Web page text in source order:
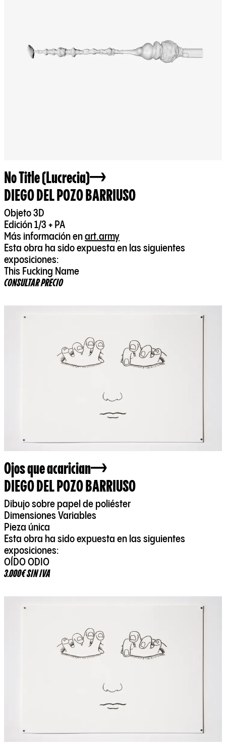
No Title (Lucrecia)
DIEGO DEL POZO BARRIUSO
Objeto 3D
Edición 1/3 + PA
Más información enart.army
Esta obra ha sido expuesta en las siguientes
exposiciones:
This Fucking Name
CONSULTAR PRECIO
Ojos que acarician
DIEGO DEL POZO BARRIUSO
Dibujo sobre papel de poliéster
Dimensiones Variables
Pieza única
Esta obra ha sido expuesta en las siguientes
exposiciones:
OÍDO ODIO
3.000€ SIN IVA